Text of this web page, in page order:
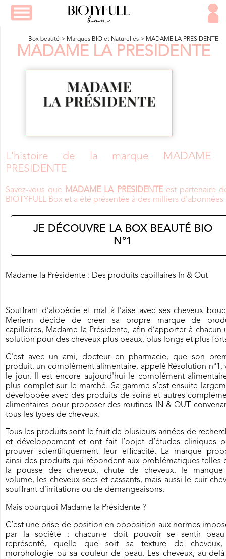
Box beauté > Marques BIO et Naturelles > MADAME LA PRESIDENTE
MADAME LA PRESIDENTE
L'histoire de la marque MADAME
PRESIDENTE
Savez-vous que MADAME LA PRESIDENTEest partenaire
BIOTYFULL Box et a été présentée à des milliers d'abonnées
JE DÉCOUVRE LA BOX BEAUTÉ BIO
N°1
Madame la Présidente : Des produits capillaires In & Out
Souffrant d’alopécie et mal à l’aise avec ses cheveux
Meriem décide de créer sa propre marque de
capillaires, Madame la Présidente, afin d’apporter à chacun
solution pour des cheveux plus beaux, plus longs et plus
C'est avec un ami, docteur en pharmacie, que son
produit, un complément alimentaire, appelé Résolution n°1,
le jour. Il est encore aujourd'hui le complément
plus complet sur le marché. Sa gamme s’est ensuite
développée avec des produits de soins et autres
alimentaires pour proposer des routines IN & OUT
tous les types de cheveux.
Tous les produits sont le fruit de plusieurs années de
et développement et ont fait l’objet d’études cliniques
prouver scientifiquement leur efficacité. La marque
ainsi des produits qui répondent aux problématiques telles
la pousse des cheveux, chute de cheveux, le
volume, les cheveux secs et cassants, mais aussi le cuir
souffrant d’irritations ou de démangeaisons.
Mais pourquoi Madame la Présidente ?
C’est une prise de position en opposition aux normes
par la société : chacun·e doit pouvoir se sentir
représenté, quelle que soit sa texture de cheveux,
morphologie ou sa couleur de peau. Les cheveux, au-